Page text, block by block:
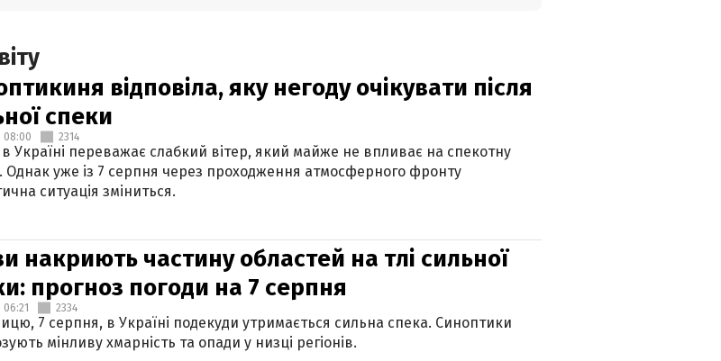
відповіла, яку негоду очікувати після
спеки
08:00 2314
в Україні переважає слабкий вітер, який майже не впливає на спекотну
Однак уже із 7 серпня через проходження атмосферного фронту
ситуація зміниться.
накриють частину областей на тлі сильної
прогноз погоди на 7 серпня
06:21 2334
7 серпня, в Україні подекуди утримається сильна спека. Синоптики
мінливу хмарність та опади у низці регіонів.